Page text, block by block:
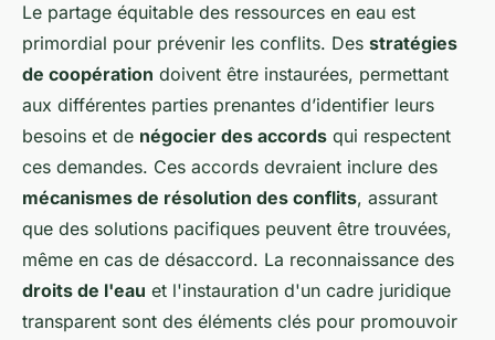
Le partage équitable des ressources en eau est
primordial pour prévenir les conflits. Des stratégies
de coopération doivent être instaurées, permettant
aux différentes parties prenantes d’identifier leurs
besoins et de négocier des accords qui respectent
ces demandes. Ces accords devraient inclure des
mécanismes de résolution des conflits, assurant
que des solutions pacifiques peuvent être trouvées,
même en cas de désaccord. La reconnaissance des
droits de l'eau et l'instauration d'un cadre juridique
transparent sont des éléments clés pour promouvoir